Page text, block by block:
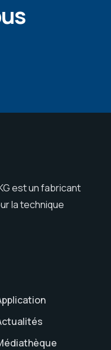
est un fabricant
la technique